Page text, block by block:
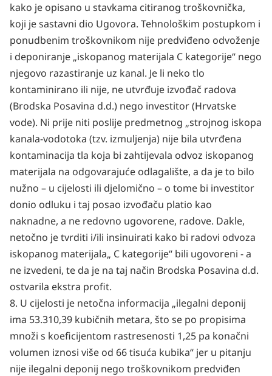
kako je opisano u stavkama citiranog troškovnička,
koji je sastavni dio Ugovora. Tehnološkim postupkom i
ponudbenim troškovnikom nije predviđeno odvoženje
i deponiranje „iskopanog materijala C kategorije“ nego
njegovo razastiranje uz kanal. Je li neko tlo
kontaminirano ili nije, ne utvrđuje izvođač radova
(Brodska Posavina d.d.) nego investitor (Hrvatske
vode). Ni prije niti poslije predmetnog „strojnog iskopa
kanala-vodotoka (tzv. izmuljenja) nije bila utvrđena
kontaminacija tla koja bi zahtijevala odvoz iskopanog
materijala na odgovarajuće odlagalište, a da je to bilo
nužno – u cijelosti ili djelomično – o tome bi investitor
donio odluku i taj posao izvođaču platio kao
naknadne, a ne redovno ugovorene, radove. Dakle,
netočno je tvrditi i/ili insinuirati kako bi radovi odvoza
iskopanog materijala„ C kategorije“ bili ugovoreni - a
ne izvedeni, te da je na taj način Brodska Posavina d.d.
ostvarila ekstra profit.
8. U cijelosti je netočna informacija „ilegalni deponij
ima 53.310,39 kubičnih metara, što se po propisima
množi s koeficijentom rastresenosti 1,25 pa konačni
volumen iznosi više od 66 tisuća kubika“ jer u pitanju
nije ilegalni deponij nego troškovnikom predviđen